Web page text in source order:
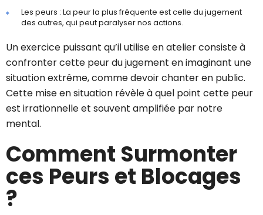
Les peurs : La peur la plus fréquente est celle du jugement
des autres, qui peut paralyser nos actions.
Un exercice puissant qu’il utilise en atelier consiste à
confronter cette peur du jugement en imaginant une
situation extrême, comme devoir chanter en public.
Cette mise en situation révèle à quel point cette peur
est irrationnelle et souvent amplifiée par notre
mental.
Comment Surmonter
ces Peurs et Blocages
?